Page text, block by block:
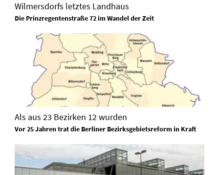
Wilmersdorfs letztes Landhaus
Die Prinzregentenstraße 72 im Wandel der Zeit
Als aus 23 Bezirken 12 wurden
Vor 25 Jahren trat die Berliner Bezirksgebietsreform in Kraft